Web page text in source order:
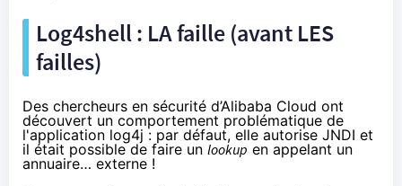
Log4shell : LA faille (avant LES
failles)
Des chercheurs en sécurité d’Alibaba Cloud ont
découvert un comportement problématique de
l'application log4j : par défaut, elle autorise JNDI et
il était possible de faire un lookup en appelant un
annuaire… externe !